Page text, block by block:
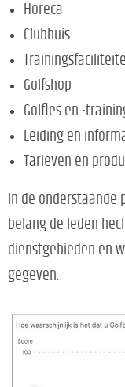
Horeca
Clubhuis
Golfshop
Golfles en -
Leiding en
Tarieven en
In de
belang de leden
dienstgebieden en
gegeven.